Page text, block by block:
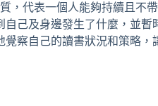
，代表一個人能夠持續且不
己及身邊發生了什麼，並
察自己的讀書狀況和策略